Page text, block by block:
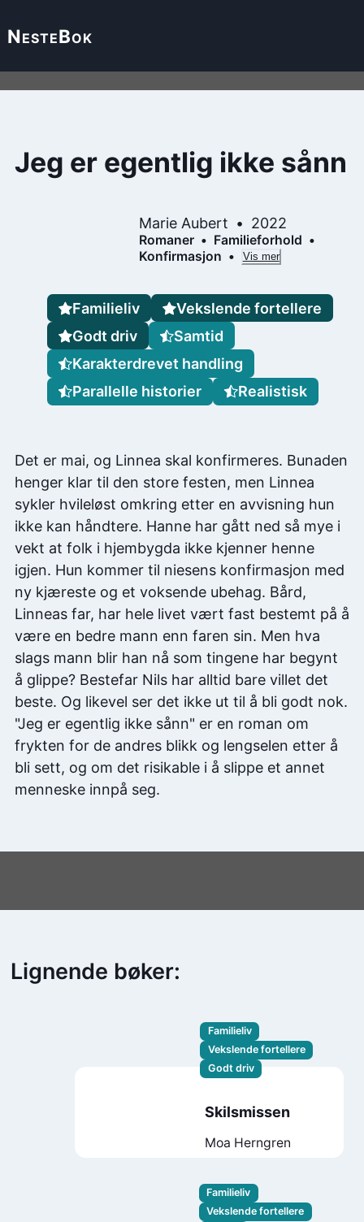
NesteBok
Jeg er egentlig ikke sånn
Marie Aubert 2022
Romaner
Familieforhold
Konfirmasjon
Vis mer
Det er mai, og Linnea skal konfirmeres. Bunaden
henger klar til den store festen, men Linnea
sykler hvileløst omkring etter en avvisning hun
ikke kan håndtere. Hanne har gått ned så mye i
vekt at folk i hjembygda ikke kjenner henne
igjen. Hun kommer til niesens konfirmasjon med
ny kjæreste og et voksende ubehag. Bård,
Linneas far, har hele livet vært fast bestemt på å
være en bedre mann enn faren sin. Men hva
slags mann blir han nå som tingene har begynt
å glippe? Bestefar Nils har alltid bare villet det
beste. Og likevel ser det ikke ut til å bli godt nok.
"Jeg er egentlig ikke sånn" er en roman om
frykten for de andres blikk og lengselen etter å
bli sett, og om det risikable i å slippe et annet
menneske innpå seg.
Familieliv
Vekslende fortellere
Godt driv
Samtid
Karakterdrevet handling
Parallelle historier
Realistisk
Lignende bøker:
Familieliv
Vekslende fortellere
Godt driv
Skilsmissen
Moa Herngren
Familieliv
Vekslende fortellere